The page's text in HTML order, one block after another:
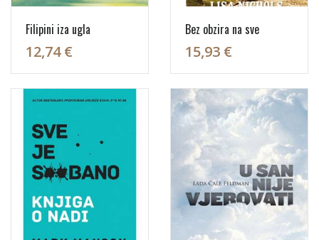
Filipini iza ugla
12,74 €
Bez obzira na sve
15,93 €